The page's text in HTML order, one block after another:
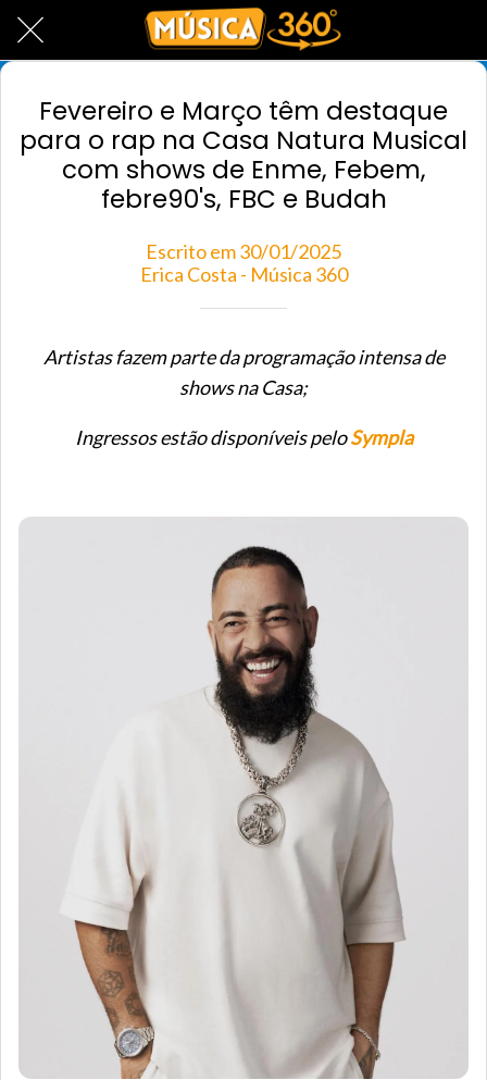
Fevereiro e Março têm destaque
para o rap na Casa Natura Musical
com shows de Enme, Febem,
febre90's, FBC e Budah
Escrito em 30/01/2025
Erica Costa - Música 360
Artistas fazem parte da programação intensa de
shows na Casa;
Ingressos estão disponíveis peloSympla